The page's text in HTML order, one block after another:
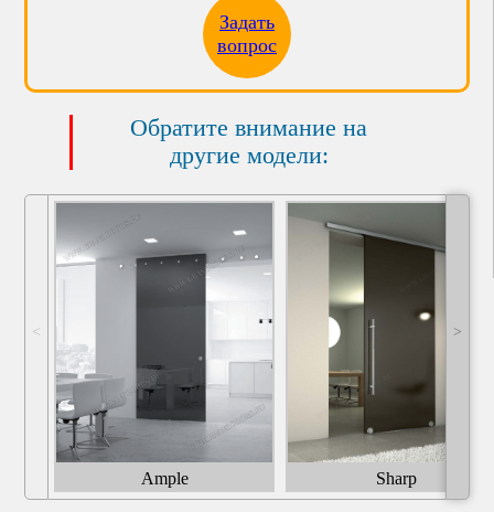
Задать
вопрос
Обратите внимание на
другие модели:
˂
Ample Sharp
˃